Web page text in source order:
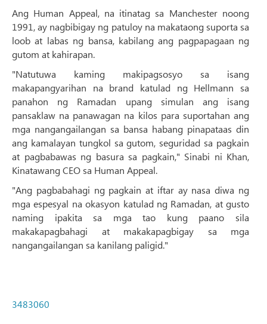
Ang Human Appeal, na itinatag sa Manchester noong
1991, ay nagbibigay ng patuloy na makataong suporta sa
loob at labas ng bansa, kabilang ang pagpapagaan ng
gutom at kahirapan.
"Natutuwa kaming makipagsosyo sa isang
makapangyarihan na brand katulad ng Hellmann sa
panahon ng Ramadan upang simulan ang isang
pansaklaw na panawagan na kilos para suportahan ang
mga nangangailangan sa bansa habang pinapataas din
ang kamalayan tungkol sa gutom, seguridad sa pagkain
at pagbabawas ng basura sa pagkain," Sinabi ni Khan,
Kinatawang CEO sa Human Appeal.
"Ang pagbabahagi ng pagkain at iftar ay nasa diwa ng
mga espesyal na okasyon katulad ng Ramadan, at gusto
naming ipakita sa mga tao kung paano sila
makakapagbahagi at makakapagbigay sa mga
nangangailangan sa kanilang paligid."
3483060